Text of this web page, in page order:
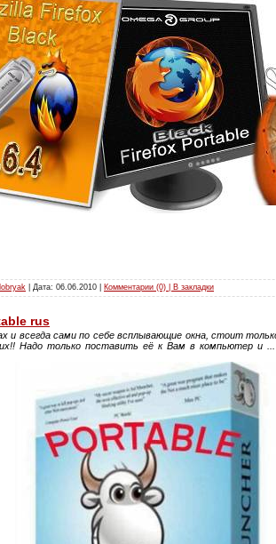
| Дата: 06.06.2010 Комментарии (0) | В закладки
rus
и всегда сами по себе всплывающие окна, стоит
Надо только поставить её к Вам в компьютер и